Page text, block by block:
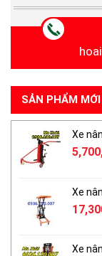
SẢN PHẨM MỚI
Xe
Xe
Xe